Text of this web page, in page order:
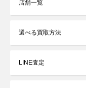
店舗一覧
選べる買取方法
LINE査定